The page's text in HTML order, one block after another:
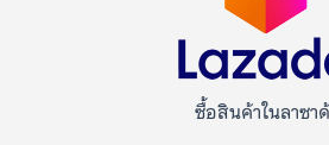
ซื้อสินค้าในลาซา